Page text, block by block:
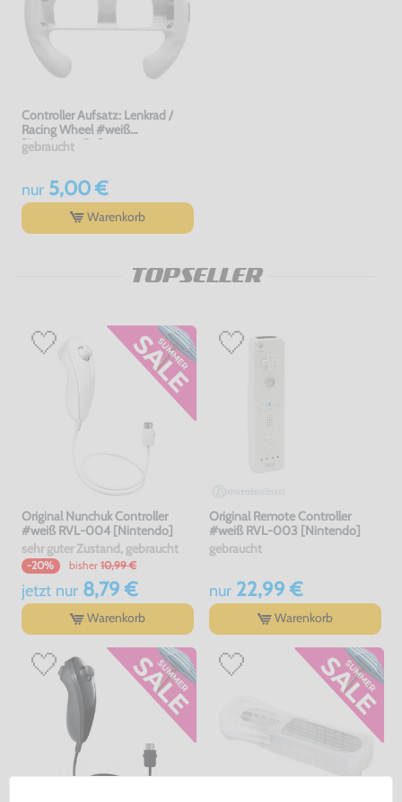
Controller Aufsatz: Lenkrad /
Racing Wheel #weiß
[Dritthersteller]
gebraucht
nur5,00 €
Warenkorb
TOPSELLER
Original Nunchuk Controller
#weiß RVL-004 [Nintendo]
sehr guter Zustand, gebraucht
-20% bisher 10,99 €
jetzt nur8,79 €
Warenkorb
Original Remote Controller
#weiß RVL-003 [Nintendo]
gebraucht
nur22,99 €
Warenkorb